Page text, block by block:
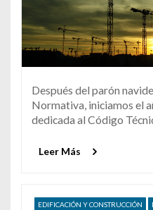
Después del parón
Normativa, iniciamos el
dedicada al Código
Leer Más
EDIFICACIÓN Y CONSTRUCCIÓN